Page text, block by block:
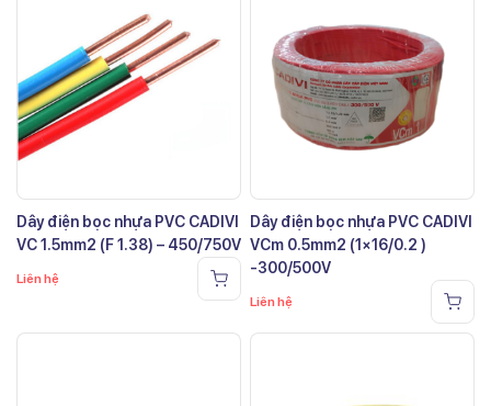
Dây điện bọc nhựa PVC CADIVI
VC 1.5mm2 (F 1.38) – 450/750V
Liên hệ
Dây điện bọc nhựa PVC CADIVI
VCm 0.5mm2 (1×16/0.2 )
-300/500V
Liên hệ